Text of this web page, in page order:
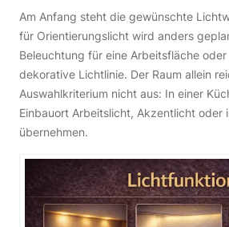
Am Anfang steht die gewünschte
für Orientierungslicht wird anders
Beleuchtung für eine Arbeitsfläche
dekorative Lichtlinie. Der Raum allein
Auswahlkriterium nicht aus: In einer
Einbauort Arbeitslicht, Akzentlicht oder
übernehmen.